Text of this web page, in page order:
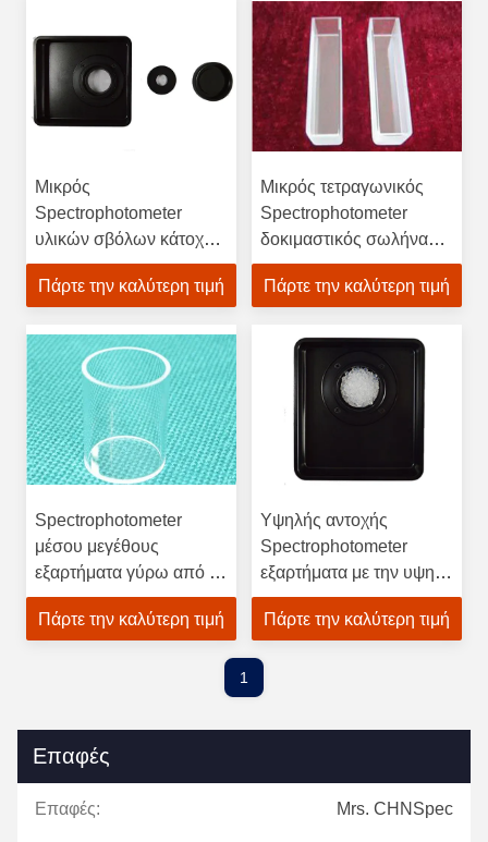
μορφή μερών
Μικρός
Spectrophotometer
υλικών σβόλων κάτοχος
σκονών εξαρτημάτων
ιδιαίτερα προστατευτικός
Πάρτε την καλύτερη τιμή
Μικρός τετραγωνικός
Spectrophotometer
δοκιμαστικός σωλήνας
χαλαζία εξαρτημάτων για
Tabletop Colorimeter
Πάρτε την καλύτερη τιμή
Spectrophotometer
μέσου μεγέθους
εξαρτήματα γύρω από το
κύτταρο Eco χαλαζία
φιλικό
Πάρτε την καλύτερη τιμή
Υψηλής αντοχής
Spectrophotometer
εξαρτήματα με την υψηλή
κάλυψη γυαλιού
μετάδοσης
Πάρτε την καλύτερη τιμή
1
Επαφές
Επαφές: Mrs. CHNSpec